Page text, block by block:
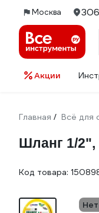
Москва
Акции
Главная / Всё для
Шланг 1/
Код товара: